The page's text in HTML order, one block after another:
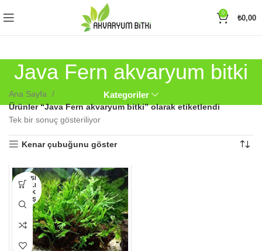
0
₺0,00
Java Fern akvaryum bitki
Kategoriler
Ana Sayfa
Ürünler “Java Fern akvaryum bitki” olarak etiketlendi
Tek bir sonuç gösteriliyor
Kenar çubuğunu göster
HEPSI
SATILI
P TÜK
ENMIŞ
Bu
ürünün
birden
varyasyonu
Seçenekler